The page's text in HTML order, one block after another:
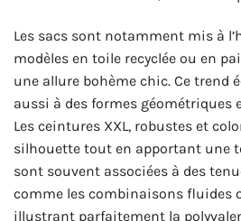
Les sacs sont notamment mis à
modèles en toile recyclée ou en
une allure bohème chic. Ce trend
aussi à des formes géométriques
Les ceintures XXL, robustes et
silhouette tout en apportant une
sont souvent associées à des
comme les combinaisons fluides
illustrant parfaitement la